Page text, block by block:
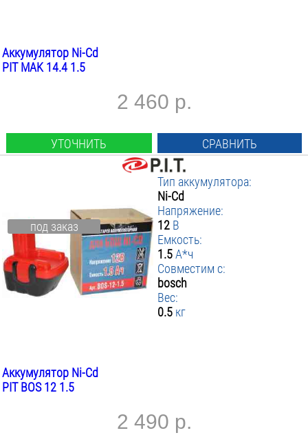
Аккумулятор Ni-Cd
PIT MAK 14.4 1.5
2 460 р.
УТОЧНИТЬ СРАВНИТЬ
под заказ
Тип аккумулятора:
Ni-Cd
Напряжение:
12 В
Емкость:
1.5А*ч
Совместим с:
bosch
Вес:
0.5 кг
Аккумулятор Ni-Cd
PIT BOS 12 1.5
2 490 р.